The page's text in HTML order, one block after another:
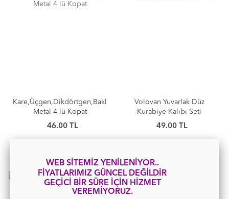
Kare,Üçgen,Dikdörtgen,Baklava
Metal 4 lü Kopat
46.00 TL
Volovan Yuvarlak Düz
Kurabiye Kalıbı Seti
49.00 TL
favorite_border
WEB SİTEMİZ YENİLENİYOR..
FİYATLARIMIZ GÜNCEL DEĞİLDİR
GEÇİCİ BİR SÜRE İÇİN HİZMET
VEREMİYORUZ.